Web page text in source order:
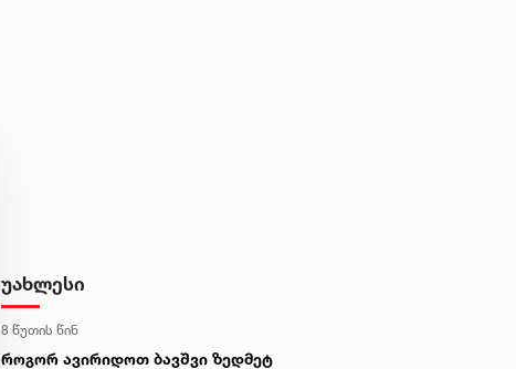
უახლესი
8 წუთის წინ
როგორ ავირიდოთ ბავშვი ზედმეტ